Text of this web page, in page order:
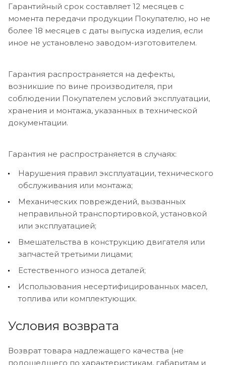
Гарантийный срок составляет 12 месяцев с
момента передачи продукции Покупателю, но не
более 18 месяцев с даты выпуска изделия, если
иное не установлено заводом-изготовителем.
Гарантия распространяется на дефекты,
возникшие по вине производителя, при
соблюдении Покупателем условий эксплуатации,
хранения и монтажа, указанных в технической
документации.
Гарантия не распространяется в случаях:
Нарушения правил эксплуатации, технического
обслуживания или монтажа;
Механических повреждений, вызванных
неправильной транспортировкой, установкой
или эксплуатацией;
Вмешательства в конструкцию двигателя или
запчастей третьими лицами;
Естественного износа деталей;
Использования несертифицированных масел,
топлива или комплектующих.
Условия возврата
Возврат товара надлежащего качества (не
подошедшего по характеристикам, габаритам и